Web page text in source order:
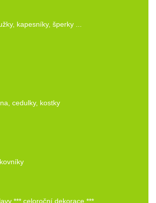
kapesníky, šperky ...
cedulky, kostky
*** celoroční dekorace ***